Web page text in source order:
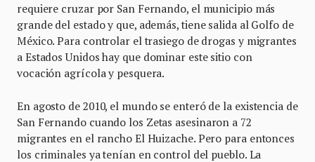
requiere cruzar por San Fernando, el municipio más
grande del estado y que, además, tiene salida al Golfo de
México. Para controlar el trasiego de drogas y migrantes
a Estados Unidos hay que dominar este sitio con
vocación agrícola y pesquera.
En agosto de 2010, el mundo se enteró de la existencia de
San Fernando cuando los Zetas asesinaron a 72
migrantes en el rancho El Huizache. Pero para entonces
los criminales ya tenían en control del pueblo. La